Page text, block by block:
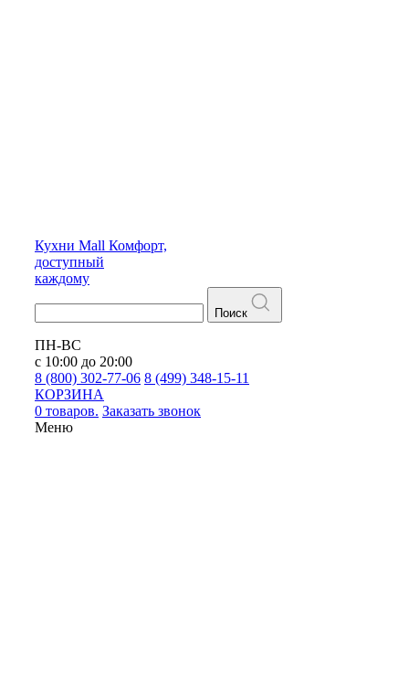
Кухни Mall Комфорт,
доступный
каждому
Поиск
ПН-ВС
с 10:00 до 20:00
8 (800) 302-77-06 8 (499) 348-15-11
КОРЗИНА
0 товаров. Заказать звонок
Меню